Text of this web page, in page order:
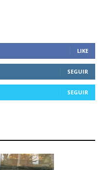
LIKE
SEGUIR
SEGUIR